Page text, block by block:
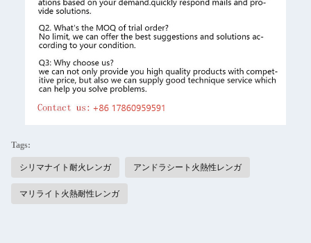
Tags:
シリマナイト耐火レンガ アンドラシート火熱性レンガ
マリライト火熱耐性レンガ